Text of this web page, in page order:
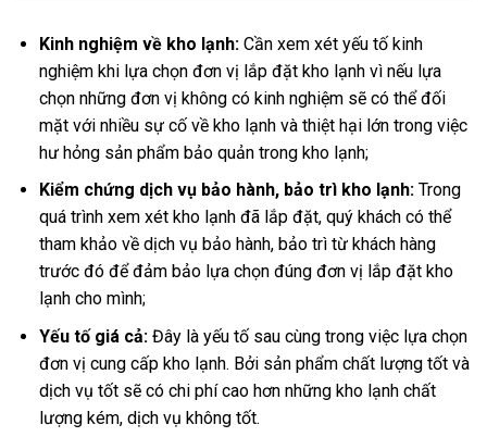
Kinh nghiệm về kho lạnh:Cần xem xét yếu tố kinh
nghiệm khi lựa chọn đơn vị lắp đặt kho lạnh vì nếu lựa
chọn những đơn vị không có kinh nghiệm sẽ có thể đối
mặt với nhiều sự cố về kho lạnh và thiệt hại lớn trong việc
hư hỏng sản phẩm bảo quản trong kho lạnh;
Kiểm chứng dịch vụ bảo hành, bảo trì kho lạnh:Trong
quá trình xem xét kho lạnh đã lắp đặt, quý khách có thể
tham khảo về dịch vụ bảo hành, bảo trì từ khách hàng
trước đó để đảm bảo lựa chọn đúng đơn vị lắp đặt kho
lạnh cho mình;
Yếu tố giá cả:Đây là yếu tố sau cùng trong việc lựa chọn
đơn vị cung cấp kho lạnh. Bởi sản phẩm chất lượng tốt và
dịch vụ tốt sẽ có chi phí cao hơn những kho lạnh chất
lượng kém, dịch vụ không tốt.